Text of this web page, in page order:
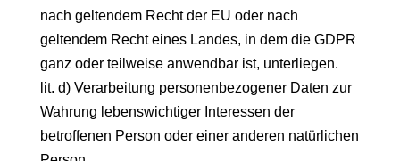
nach geltendem Recht der EU oder nach
geltendem Recht eines Landes, in dem die GDPR
ganz oder teilweise anwendbar ist, unterliegen.
lit. d) Verarbeitung personenbezogener Daten zur
Wahrung lebenswichtiger Interessen der
betroffenen Person oder einer anderen natürlichen